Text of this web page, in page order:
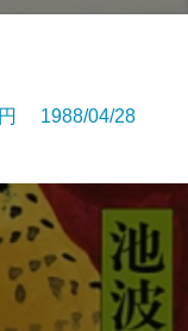
1988/04/28